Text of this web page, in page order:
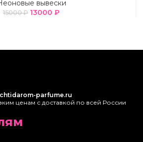
вывески
15000₽ 13000 ₽
parfume.ru
ценам с доставкой по всей России